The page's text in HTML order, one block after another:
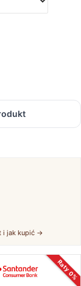
i jak kupić →
Raty 0%